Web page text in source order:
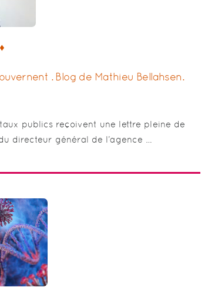
publics reçoivent une lettre pleine de
directeur général de l’agence …